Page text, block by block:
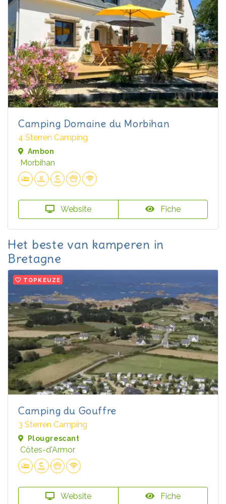
Camping Domaine du Morbihan
4 Sterren Camping
Ambon
Morbihan
Website Fiche
Het beste van kamperen in
Bretagne
TOPKEUZE
Camping du Gouffre
3 Sterren Camping
Plougrescant
Côtes-d'Armor
Website Fiche